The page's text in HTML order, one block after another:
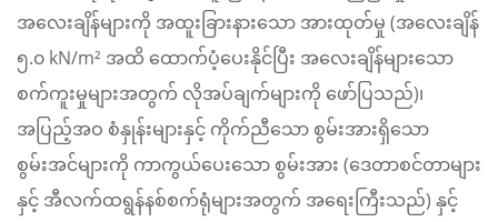
အလေးချိန်များကို အထူးခြားနားသော အားထုတ်မှု (အလေးချိန်
၅.၀ kN/m² အထိ ထောက်ပံ့ပေးနိုင်ပြီး အလေးချိန်များသော
စက်ကူးမှုများအတွက် လိုအပ်ချက်များကို ဖော်ပြသည်)၊
အပြည့်အဝ စံနှုန်းများနှင့် ကိုက်ညီသော စွမ်းအားရှိသော
စွမ်းအင်များကို ကာကွယ်ပေးသော စွမ်းအား (ဒေတာစင်တာများ
နှင့် အီလက်ထရွန်နစ်စက်ရုံများအတွက် အရေးကြီးသည်) နှင့်